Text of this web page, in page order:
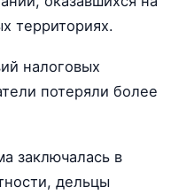
территориях.
налоговых
потеряли более
заключалась в
дельцы